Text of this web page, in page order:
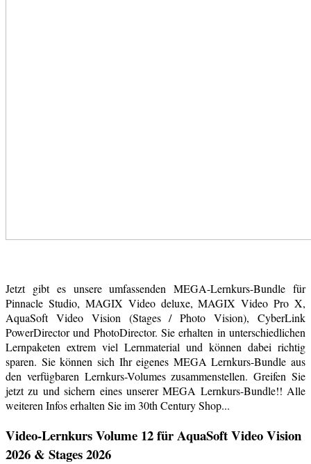
Jetzt gibt es unsere umfassenden MEGA-Lernkurs-Bundle für
Pinnacle Studio, MAGIX Video deluxe, MAGIX Video Pro X,
AquaSoft Video Vision (Stages / Photo Vision), CyberLink
PowerDirector und PhotoDirector. Sie erhalten in unterschiedlichen
Lernpaketen extrem viel Lernmaterial und können dabei richtig
sparen. Sie können sich Ihr eigenes MEGA Lernkurs-Bundle aus
den verfügbaren Lernkurs-Volumes zusammenstellen. Greifen Sie
jetzt zu und sichern eines unserer MEGA Lernkurs-Bundle!! Alle
weiteren Infos erhalten Sie im 30th Century Shop...
Video-Lernkurs Volume 12 für AquaSoft Video Vision
2026 & Stages 2026